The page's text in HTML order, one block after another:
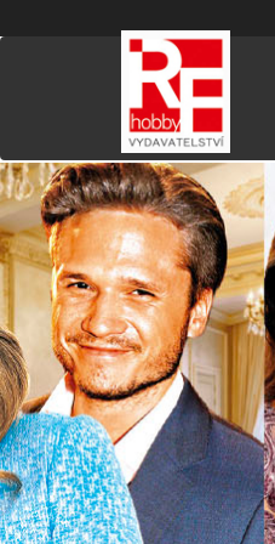
na
soutěž! Podrobnosti